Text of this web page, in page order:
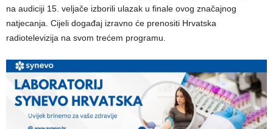
na audiciji 15. veljače izborili ulazak u finale ovog značajnog
natjecanja. Cijeli događaj izravno će prenositi Hrvatska
radiotelevizija na svom trećem programu.